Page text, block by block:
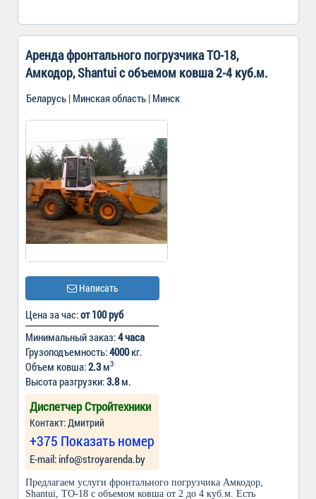
Аренда фронтального погрузчика ТО-18,
Амкодор, Shantui c объемом ковша 2-4 куб.м.
Беларусь | Минская область | Минск
Написать
Цена за час:от 100 руб
Минимальный заказ:4 часа
Грузоподъемность:4000кг.
Объем ковша:2.3м3
Высота разгрузки:3.8м.
Диспетчер Стройтехники
Контакт: Дмитрий
+375 Показать номер
Е-mail: info@stroyarenda.by
Предлагаем услуги фронтального погрузчика Амкодор,
Shantui, ТО-18 с объемом ковша от 2 до 4 куб.м. Есть